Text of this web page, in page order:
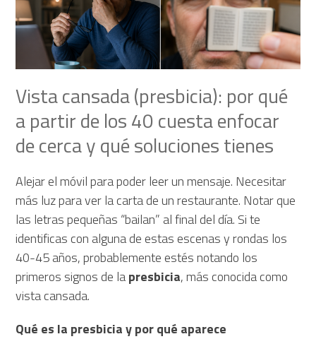
Vista cansada (presbicia): por qué
a partir de los 40 cuesta enfocar
de cerca y qué soluciones tienes
Alejar el móvil para poder leer un mensaje. Necesitar
más luz para ver la carta de un restaurante. Notar que
las letras pequeñas “bailan” al final del día. Si te
identificas con alguna de estas escenas y rondas los
40-45 años, probablemente estés notando los
primeros signos de lapresbicia, más conocida como
vista cansada.
Qué es la presbicia y por qué aparece